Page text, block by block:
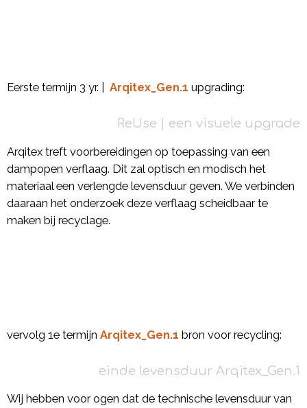
Eerste termijn 3 yr. | Arqitex_Gen.1 upgrading:
ReUse | een visuele upgrade
Arqitex treft voorbereidingen op toepassing van een
dampopen verflaag. Dit zal optisch en modisch het
materiaal een verlengde levensduur geven. We verbinden
daaraan het onderzoek deze verflaag scheidbaar te
maken bij recyclage.
vervolg 1e termijn Arqitex_Gen.1 bron voor recycling:
einde levensduur Arqitex_Gen.1
Wij hebben voor ogen dat de technische levensduur van